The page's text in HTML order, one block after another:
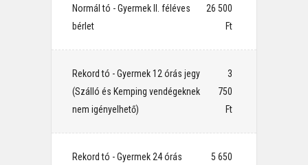
Normál tó - Gyermek II. féléves
bérlet
⠀26 500
Ft
Rekord tó - Gyermek 12 órás jegy
(Szálló és Kemping vendégeknek
nem igényelhető)
⠀3
750
Ft
Rekord tó - Gyermek 24 órás
⠀5 650